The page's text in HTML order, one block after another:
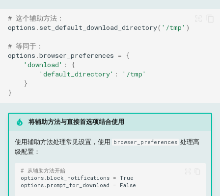
# 这个辅助方法：
options . set_default_download_directory( '/tmp' )
# 等同于：
options .browser_preferences =
{
'download' :
{
'default_directory' :
'/tmp'
}
}
将辅助方法与直接首选项结合使用
使用辅助方法处理常见设置，使用 browser_preferences 处理高
级配置：
# 从辅助方法开始
options . block_notifications = True
options . prompt_for_download = False